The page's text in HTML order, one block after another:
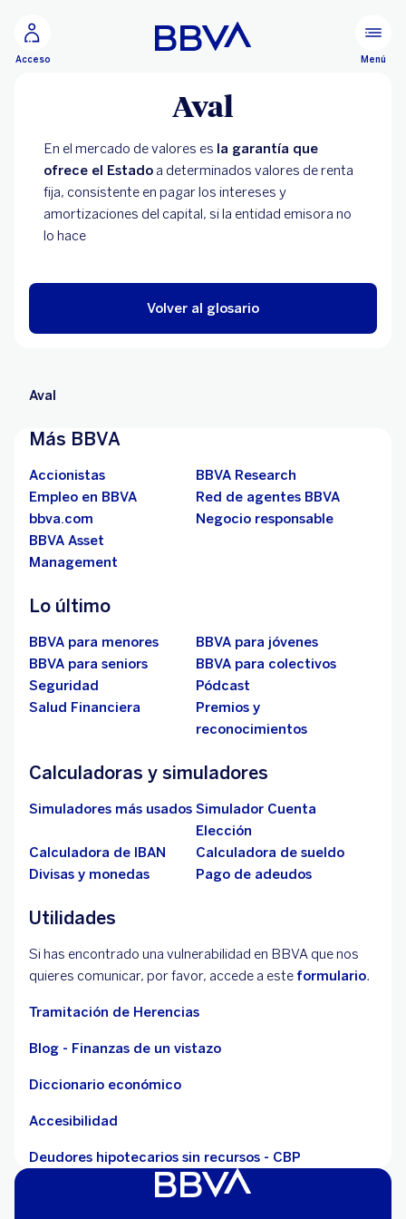
Acceso Menú
Aval
En el mercado de valores es la garantía que
ofrece el Estado a determinados valores de renta
fija, consistente en pagar los intereses y
amortizaciones del capital, si la entidad emisora no
lo hace
Volver al glosario
Aval
Más BBVA
Accionistas
BBVA Research
Empleo en BBVA
Red de agentes BBVA
bbva.com
Negocio responsable
BBVA Asset
Management
Lo último
BBVA para menores
BBVA para jóvenes
BBVA para seniors
BBVA para colectivos
Seguridad
Pódcast
Salud Financiera
Premios y
reconocimientos
Calculadoras y simuladores
Simuladores más usados Simulador Cuenta
Elección
Calculadora de IBAN
Calculadora de sueldo
Divisas y monedas
Pago de adeudos
Utilidades
Si has encontrado una vulnerabilidad en BBVA que nos
quieres comunicar, por favor, accede a este formulario.
Tramitación de Herencias
Blog - Finanzas de un vistazo
Diccionario económico
Accesibilidad
Deudores hipotecarios sin recursos - CBP